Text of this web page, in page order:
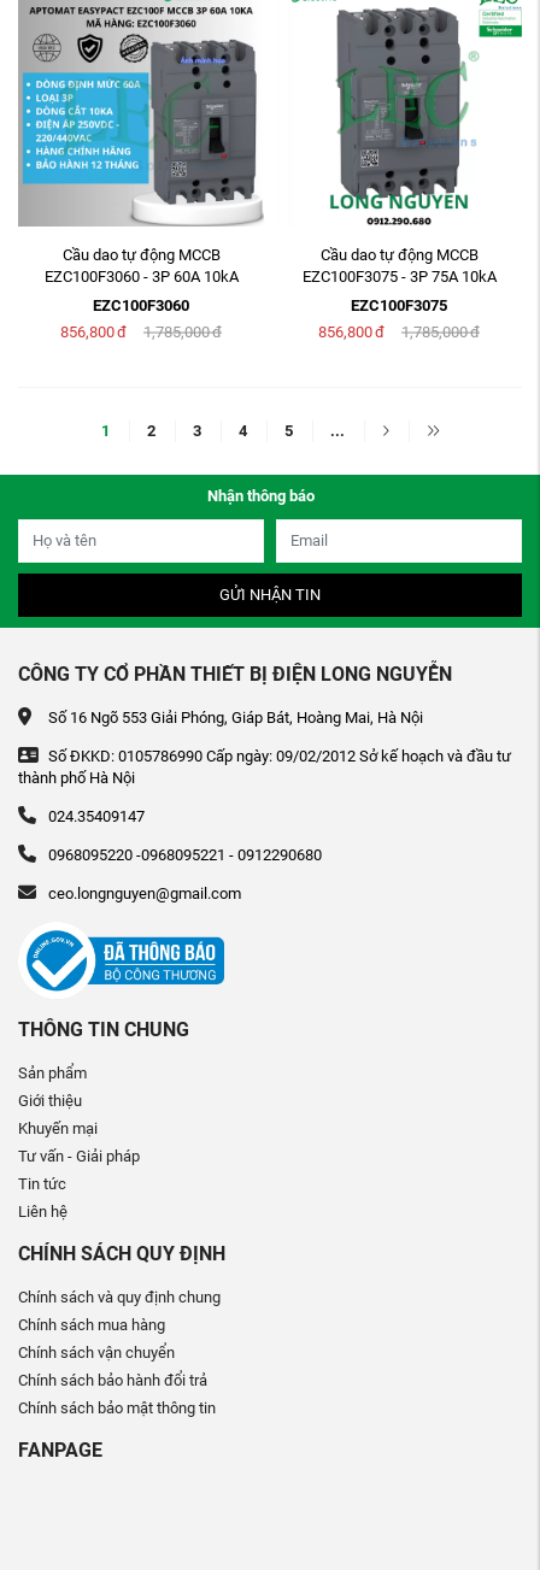
Cầu dao tự động MCCB
EZC100F3060 - 3P 60A 10kA
EZC100F3060
856,800đ 1,785,000đ
Cầu dao tự động MCCB
EZC100F3075 - 3P 75A 10kA
EZC100F3075
856,800đ 1,785,000đ
1 2 3 4 5 ...
Nhận thông báo
GỬI NHẬN TIN
CÔNG TY CỔ PHẦN THIẾT BỊ ĐIỆN LONG NGUYỄN
Số 16 Ngõ 553 Giải Phóng, Giáp Bát, Hoàng Mai, Hà Nội
Số ĐKKD: 0105786990 Cấp ngày: 09/02/2012 Sở kế hoạch và đầu tư
thành phố Hà Nội
024.35409147
0968095220 -0968095221 - 0912290680
ceo.longnguyen@gmail.com
THÔNG TIN CHUNG
Sản phẩm
Giới thiệu
Khuyến mại
Tư vấn - Giải pháp
Tin tức
Liên hệ
CHÍNH SÁCH QUY ĐỊNH
Chính sách và quy định chung
Chính sách mua hàng
Chính sách vận chuyển
Chính sách bảo hành đổi trả
Chính sách bảo mật thông tin
FANPAGE